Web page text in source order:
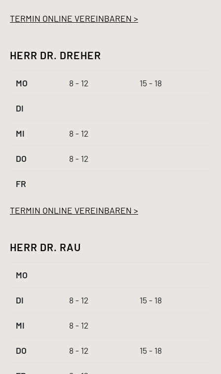
TERMIN ONLINE VEREINBAREN >
HERR DR. DREHER
MO 8 - 12 15 - 18
DI
MI 8 - 12
DO 8 - 12
FR
TERMIN ONLINE VEREINBAREN >
HERR DR. RAU
MO
DI 8 - 12 15 - 18
MI 8 - 12
DO 8 - 12 15 - 18